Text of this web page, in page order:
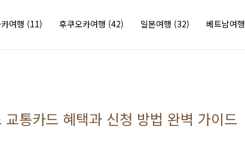
여행 (11) 후쿠오카여행 (42) 일본여행 (32) 베트남여행
통카드 혜택과 신청 방법 완벽 가이드